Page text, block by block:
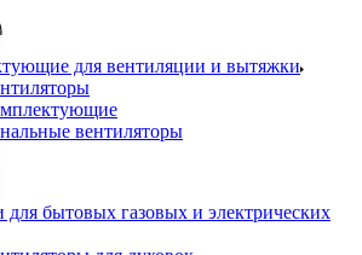
для вентиляции и вытяжки
вентиляторы
для бытовых газовых и электрических